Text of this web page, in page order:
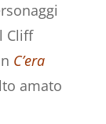
Cliff
C’era
amato